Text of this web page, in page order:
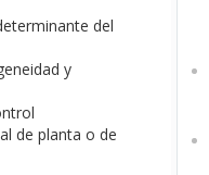
del
y
de planta o de